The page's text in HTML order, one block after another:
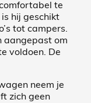
te
hij geschikt
tot campers.
aangepast om
voldoen. De
neem je
zich geen